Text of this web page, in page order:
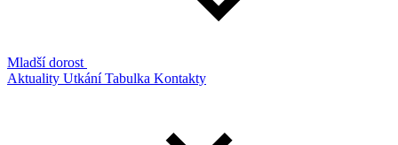
Mladší dorost
Aktuality UtkáníTabulka Kontakty